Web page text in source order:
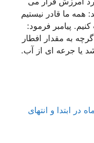
همه ما قادر نیستیم
پیامبر فرمود:
به مقدار افطار
یا جرعه ای از آب.
در ابتدا و انتهای